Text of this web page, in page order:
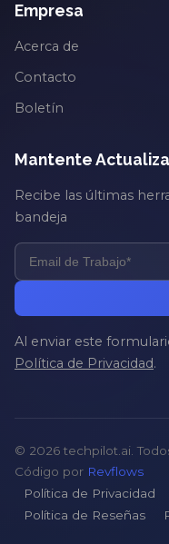
Empresa
Acerca de
Contacto
Boletín
Mantente
Recibe las últimas
bandeja
Al enviar este
Política de Privacidad.
© 2026 techpilot.ai.
Código por Revflows
Política de Privacidad
Política de Reseñas